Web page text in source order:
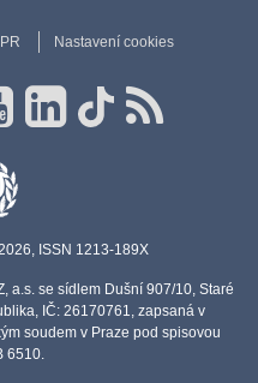
Nastavení cookies
ISSN 1213-189X
a.s. se sídlem Dušní 907/10, Staré
IČ: 26170761, zapsaná v
soudem v Praze pod spisovou
6510.